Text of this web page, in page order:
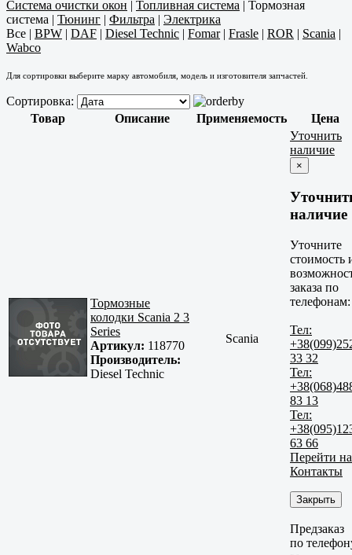
Система очистки окон | Топливная система | Тормозная
система | Тюнинг | Фильтра | Электрика
Все | BPW | DAF | Diesel Technic | Fomar| Frasle | ROR | Scania |
Wabco
Для сортировки выберите марку автомобиля, модель и изготовителя запчастей.
Сортировка:
Товар
Описание Применяемость Цена
Тормозные
колодки Scania 2 3
Series
Артикул: 118770
Производитель:
Diesel Technic
Scania
Уточнить
наличие
×
наличие
Уточните
стоимость
заказа по
телефонам:
Тел:
33 32
Тел:
83 13
Тел:
63 66
Перейти на
Контакты
Закрыть
Предзаказ
по